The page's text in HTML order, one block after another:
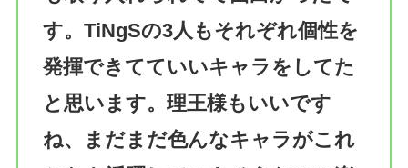
す。TiNgSの3人もそれぞれ個性を
発揮できてていいキャラをしてた
と思います。理王様もいいです
ね、まだまだ色んなキャラがこれ